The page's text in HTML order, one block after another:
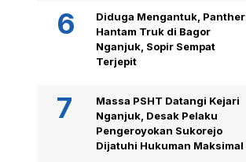
Diduga Mengantuk, Panther
Hantam Truk di Bagor
Nganjuk, Sopir Sempat
Terjepit
Massa PSHT Datangi Kejari
Nganjuk, Desak Pelaku
Pengeroyokan Sukorejo
Dijatuhi Hukuman Maksimal